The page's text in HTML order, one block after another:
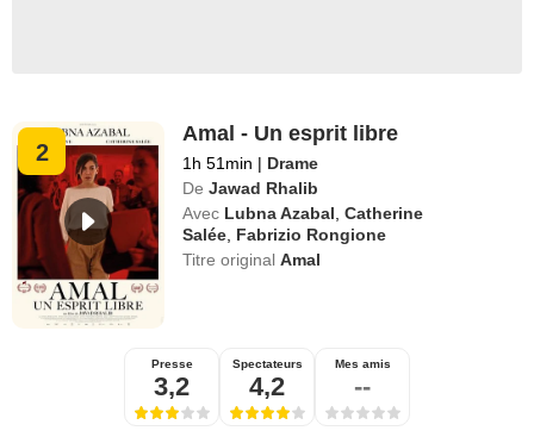
2
Amal - Un esprit libre
1h 51min | Drame
De Jawad Rhalib
Avec Lubna Azabal ,Catherine
Salée Fabrizio Rongione
Titre originalAmal
Presse
3,2
Spectateurs
4,2
Mes amis
--